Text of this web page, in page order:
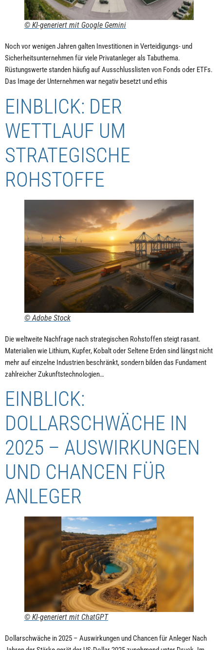
© KI-generiert mit Google Gemini
Noch vor wenigen Jahren galten Investitionen in Verteidigungs- und
Sicherheitsunternehmen für viele Privatanleger als Tabuthema.
Rüstungswerte standen häufig auf Ausschlusslisten von Fonds oder ETFs.
Das Image der Unternehmen war negativ besetzt und ethis
EINBLICK: DER
WETTLAUF UM
STRATEGISCHE
ROHSTOFFE
© Adobe Stock
Die weltweite Nachfrage nach strategischen Rohstoffen steigt rasant.
Materialien wie Lithium, Kupfer, Kobalt oder Seltene Erden sind längst nicht
mehr auf einzelne Industrien beschränkt, sondern bilden das Fundament
zahlreicher Zukunftstechnologien…
EINBLICK:
DOLLARSCHWÄCHE IN
2025 – AUSWIRKUNGEN
UND CHANCEN FÜR
ANLEGER
© KI-generiert mit ChatGPT
Dollarschwäche in 2025 – Auswirkungen und Chancen für Anleger Nach